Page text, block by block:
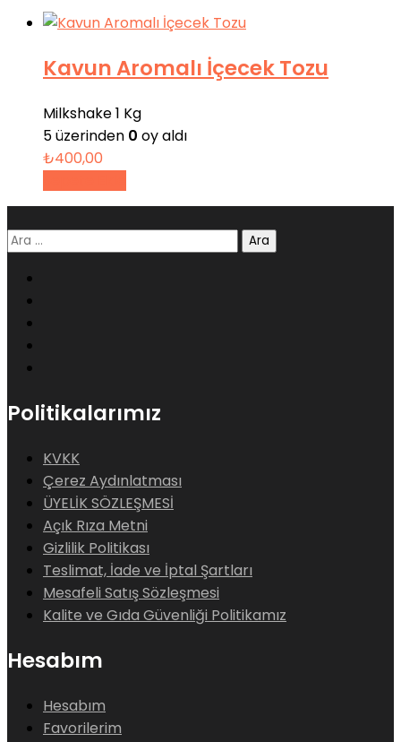
Kavun Aromalı İçecek Tozu
Milkshake 1 Kg
5 üzerinden 0 oy aldı
₺400,00
Arama:
Politikalarımız
KVKK
Çerez Aydınlatması
ÜYELİK SÖZLEŞMESİ
Açık Rıza Metni
Gizlilik Politikası
Teslimat, İade ve İptal Şartları
Mesafeli Satış Sözleşmesi
Kalite ve Gıda Güvenliği Politikamız
Hesabım
Hesabım
Favorilerim